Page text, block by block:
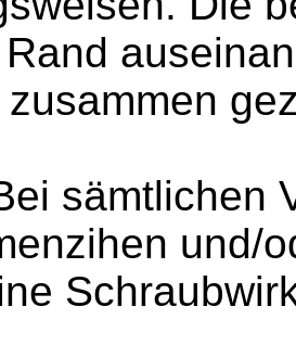
sämtlichen
und/